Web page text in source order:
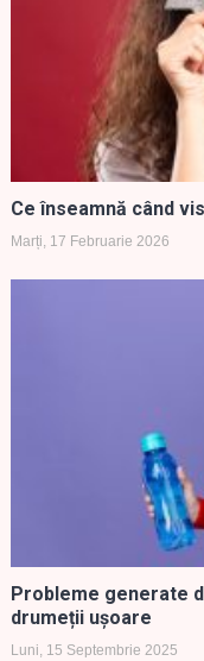
Ce înseamnă când
Marți, 17 Februarie 2026
Probleme generate
drumeții ușoare
Luni, 15 Septembrie 2025